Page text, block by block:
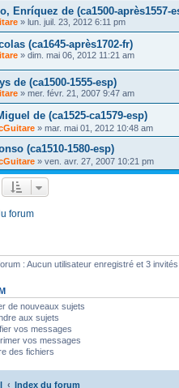
Enríquez de (ca1500-après1557-
» lun. juil. 23, 2012 6:11 pm
(ca1645-après1702-fr)
» dim. mai 06, 2012 11:21 am
de (ca1500-1555-esp)
» mer. févr. 21, 2007 9:47 am
de (ca1525-ca1579-esp)
» mar. mai 01, 2012 10:48 am
(ca1510-1580-esp)
» ven. avr. 27, 2007 10:21 pm
forum
: Aucun utilisateur enregistré et 3 invités
de nouveaux sujets
aux sujets
vos messages
vos messages
des fichiers
Index du forum